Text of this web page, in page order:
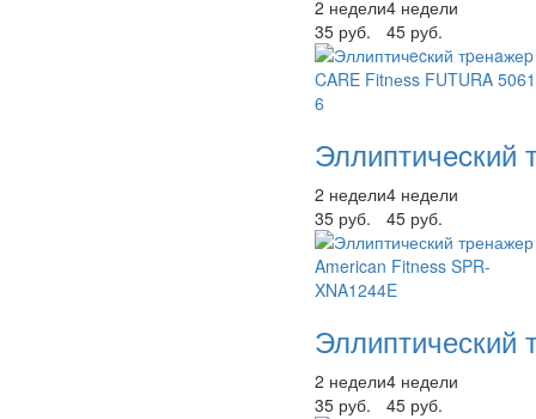
2 недели4 недели
35 руб.
45 руб.
Эллиптичecкий
2 недели4 недели
35 руб.
45 руб.
Эллиптический
2 недели4 недели
35 руб.
45 руб.